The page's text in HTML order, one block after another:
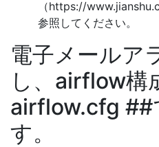
（https://
参照してください。
電子メールア
し、airflow構
airflow.cfg ##
す。